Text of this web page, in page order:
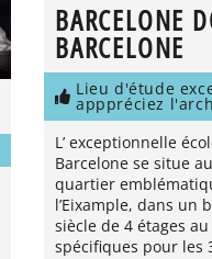
BARCELONE
BARCELONE
Lieu d'étude
apppréciez
L’ exceptionnelle
Barcelone se situe
quartier
l’Eixample, dans un
siècle de 4 étages
spécifiques pour les